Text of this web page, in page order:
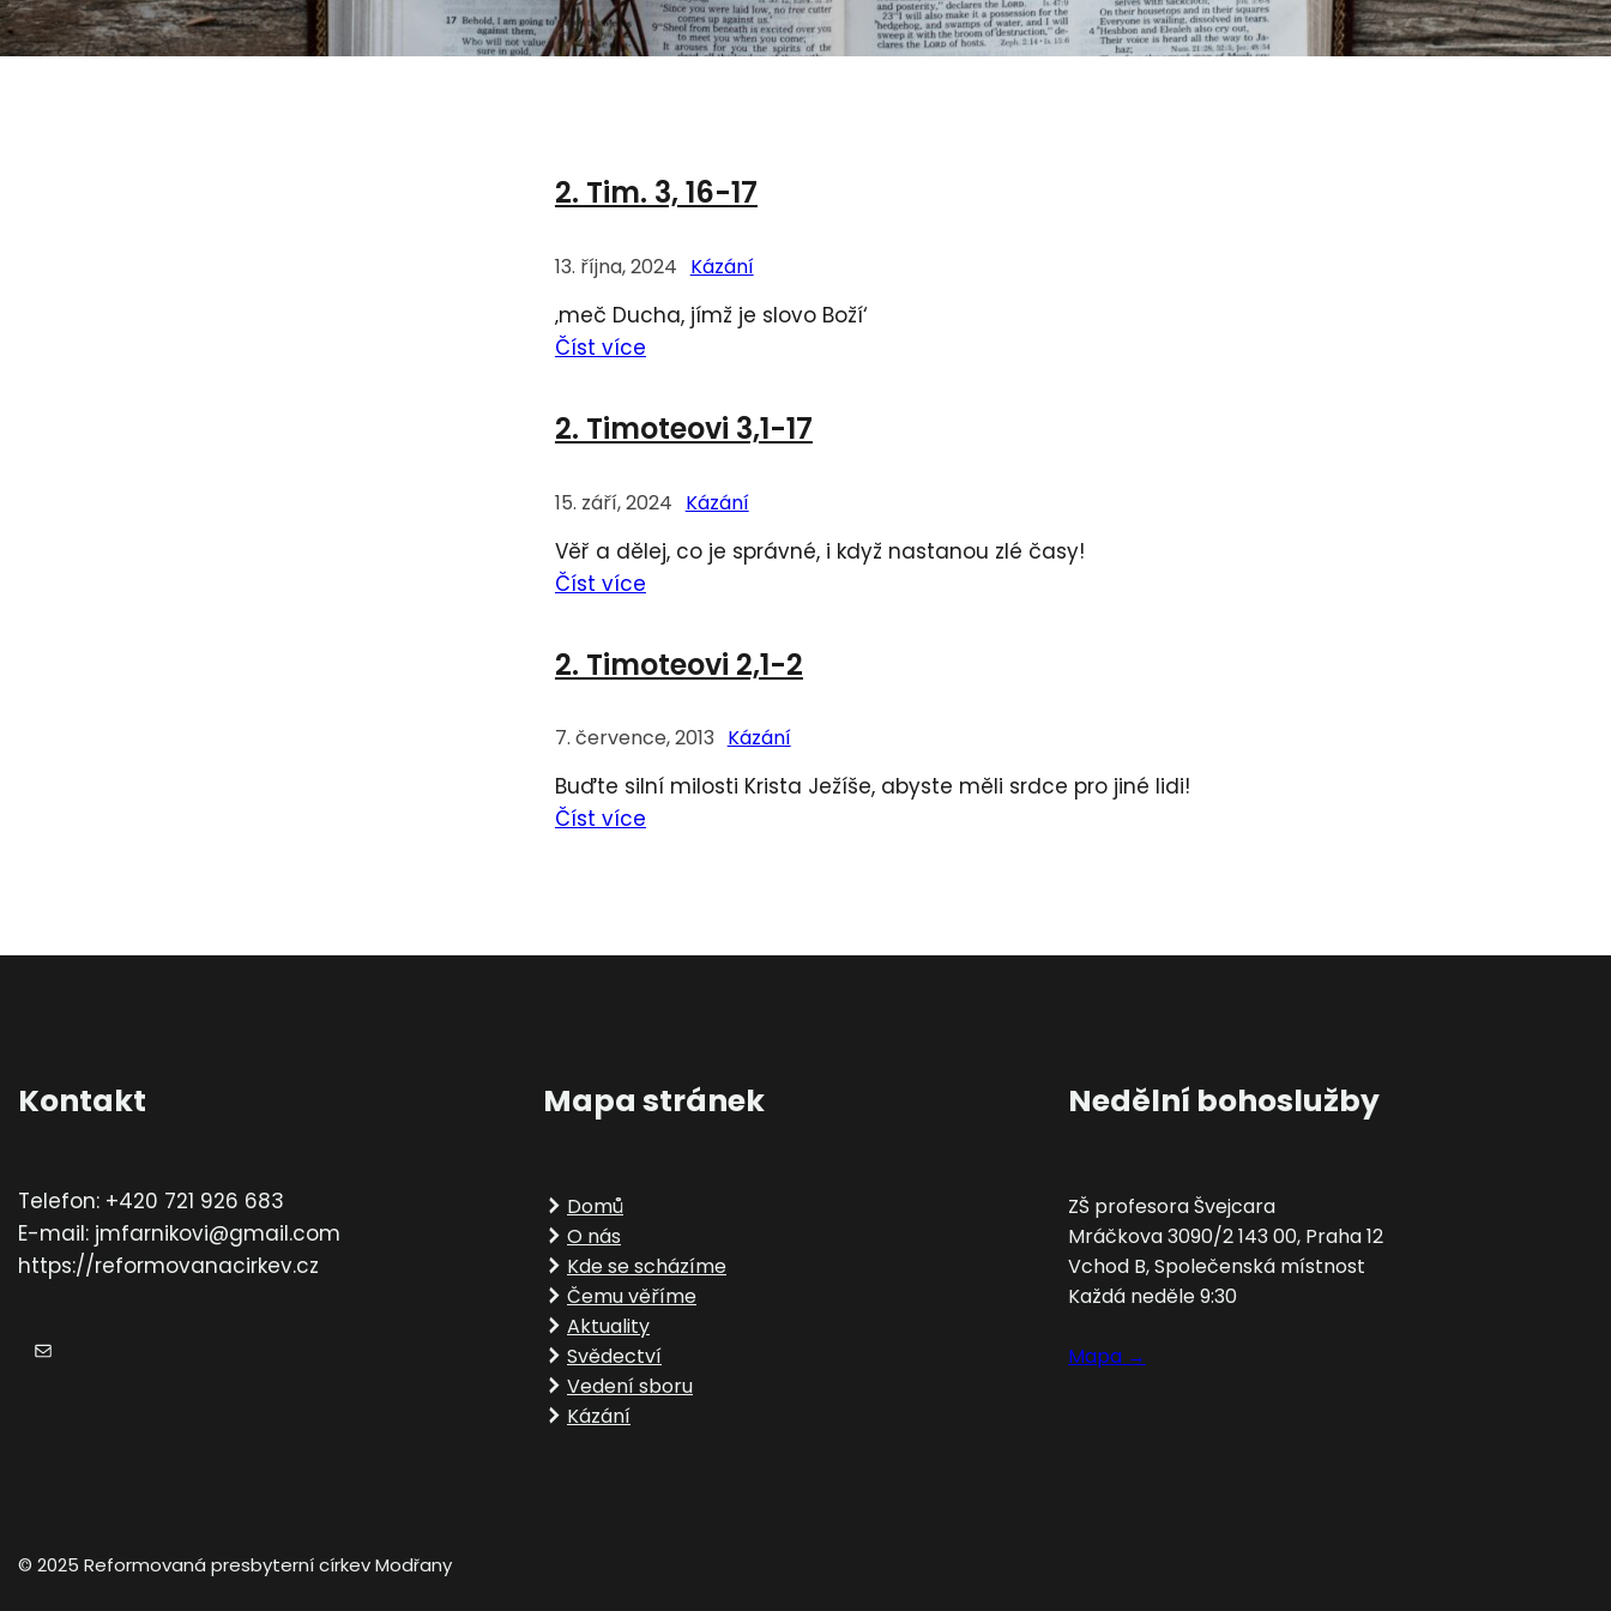
2. Tim. 3, 16-17
13. října, 2024 Kázání
‚meč Ducha, jímž je slovo Boží‘
Číst více
2. Timoteovi 3,1-17
15. září, 2024 Kázání
Věř a dělej, co je správné, i když nastanou zlé časy!
Číst více
2. Timoteovi 2,1-2
7. července, 2013 Kázání
Buďte silní milosti Krista Ježíše, abyste měli srdce pro jiné lidi!
Číst více
Kontakt
Telefon: +420 721 926 683
E-mail: jmfarnikovi@gmail.com
https://reformovanacirkev.cz
E-mail
Mapa stránek
Domů
O nás
Kde se scházíme
Čemu věříme
Aktuality
Svědectví
Vedení sboru
Kázání
Nedělní bohoslužby
ZŠ profesora Švejcara
Mráčkova 3090/2 143 00, Praha 12
Vchod B, Společenská místnost
Každá neděle 9:30
Mapa →
© 2025 Reformovaná presbyterní církev Modřany